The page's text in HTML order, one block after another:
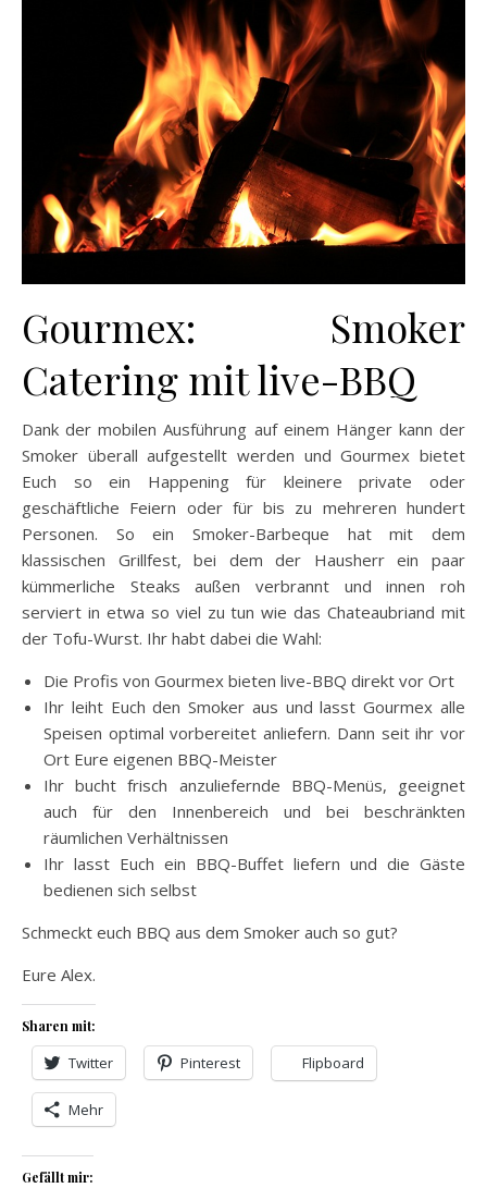
Gourmex: Smoker
Catering mit live-BBQ
Dank der mobilen Ausführung auf einem Hänger kann der
Smoker überall aufgestellt werden und Gourmex bietet
Euch so ein Happening für kleinere private oder
geschäftliche Feiern oder für bis zu mehreren hundert
Personen. So ein Smoker-Barbeque hat mit dem
klassischen Grillfest, bei dem der Hausherr ein paar
kümmerliche Steaks außen verbrannt und innen roh
serviert in etwa so viel zu tun wie das Chateaubriand mit
der Tofu-Wurst. Ihr habt dabei die Wahl:
Die Profis von Gourmex bieten live-BBQ direkt vor Ort
Ihr leiht Euch den Smoker aus und lasst Gourmex alle
Speisen optimal vorbereitet anliefern. Dann seit ihr vor
Ort Eure eigenen BBQ-Meister
Ihr bucht frisch anzuliefernde BBQ-Menüs, geeignet
auch für den Innenbereich und bei beschränkten
räumlichen Verhältnissen
Ihr lasst Euch ein BBQ-Buffet liefern und die Gäste
bedienen sich selbst
Schmeckt euch BBQ aus dem Smoker auch so gut?
Eure Alex.
Sharen mit:
Twitter Pinterest Flipboard
Mehr
Gefällt mir: